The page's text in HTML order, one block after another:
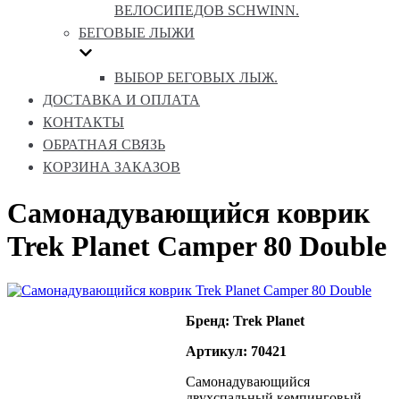
ВЕЛОСИПЕДОВ SCHWINN.
БЕГОВЫЕ ЛЫЖИ
ВЫБОР БЕГОВЫХ ЛЫЖ.
ДОСТАВКА И ОПЛАТА
КОНТАКТЫ
ОБРАТНАЯ СВЯЗЬ
КОРЗИНА ЗАКАЗОВ
Самонадувающийся коврик
Trek Planet Camper 80 Double
Бренд: Trek Planet
Артикул: 70421
Самонадувающийся